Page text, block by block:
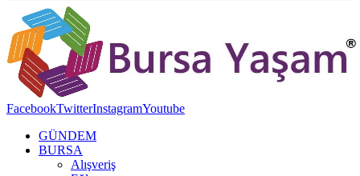
FacebookTwitterInstagramYoutube
GÜNDEM
BURSA
Alışveriş